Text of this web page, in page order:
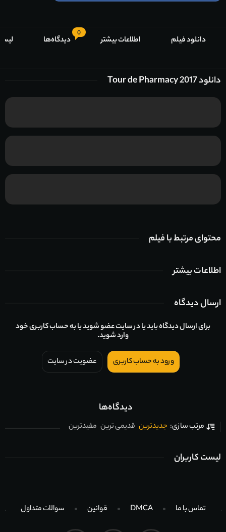
دانلود فیلم اطلاعات بیشتر
0
دیدگاه‌ها
دانلود Tour de Pharmacy 2017
محتوای مرتبط با فیلم
اطلاعات بیشتر
ارسال دیدگاه
برای ارسال دیدگاه باید یا در سایت عضو شوید یا به حساب کاربری خود
وارد شوید.
ورود به حساب کاربری عضویت در سایت
دیدگاه‌ها
مرتب سازی: جدیدترین قدیمی ترین مفیدترین
لیست کاربران
تماس با ما DMCA قوانین سوالات متداول